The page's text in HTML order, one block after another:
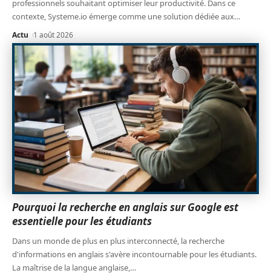
professionnels souhaitant optimiser leur productivité. Dans ce
contexte, Systeme.io émerge comme une solution dédiée aux…
Actu 1 août 2026
Pourquoi la recherche en anglais sur Google est
essentielle pour les étudiants
Dans un monde de plus en plus interconnecté, la recherche
d'informations en anglais s'avère incontournable pour les étudiants.
La maîtrise de la langue anglaise, …